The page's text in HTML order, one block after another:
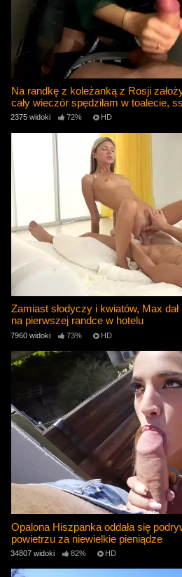
Na randkę z koleżanką z Rosji
cały wieczór spędziłam w toalecie,
2375 widoki 72% HD
Zamiast słodyczy i kwiatów, Max
na pierwszej randce w hotelu
7960 widoki 73% HD
Opalona Hiszpanka oddała się
powietrzu za niewielkie pieniądze
34807 widoki 82% HD